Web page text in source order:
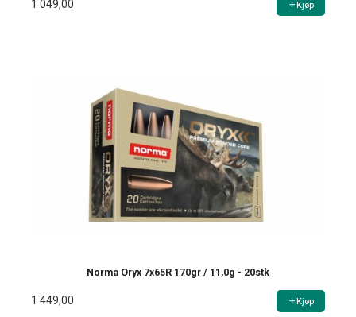
1 049,00 Kjøp
Norma Oryx 7x65R 170gr / 11,0g - 20stk
1 449,00 Kjøp